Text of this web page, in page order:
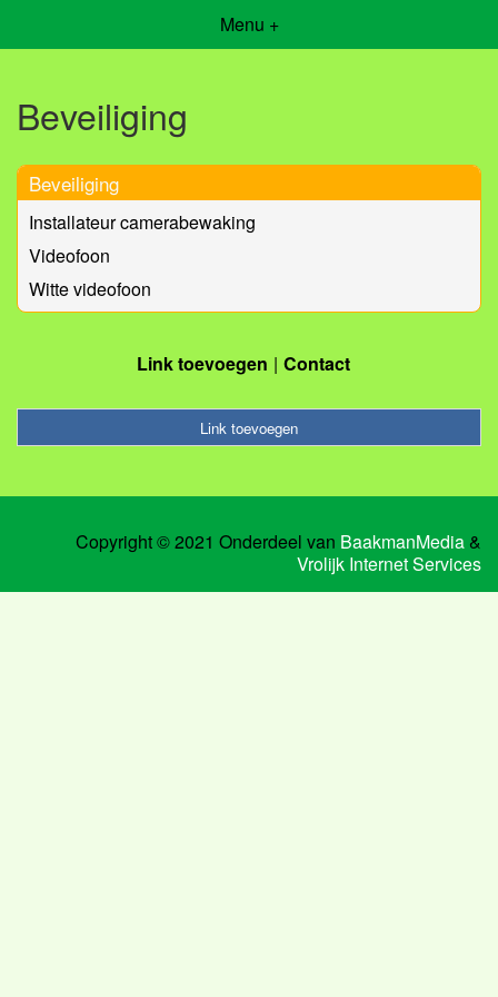
Menu +
Beveiliging
Beveiliging
Installateur camerabewaking
Videofoon
Witte videofoon
Link toevoegen Contact
Link toevoegen
Copyright © 2021 Onderdeel van BaakmanMedia &
Vrolijk Internet Services